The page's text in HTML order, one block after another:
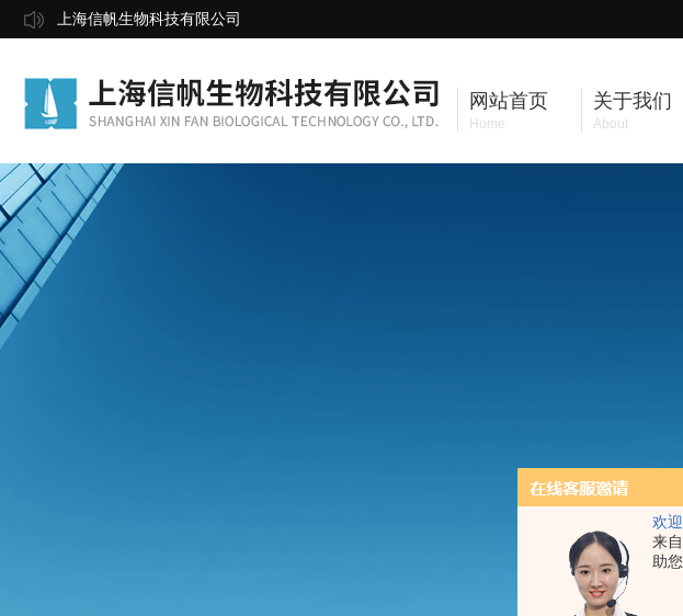
欢迎
来
助
上海信帆生物科技有限公司
网站首页
Home
关于我们
About